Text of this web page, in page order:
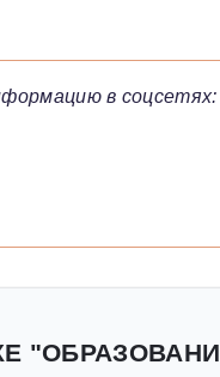
в соцсетях: